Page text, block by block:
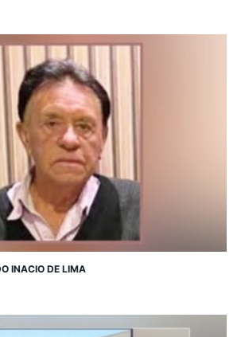
INACIO DE LIMA